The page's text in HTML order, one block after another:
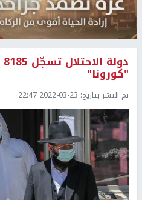
"كورونا"
تم النشر بتاريخ: 2022-03-23 22:47